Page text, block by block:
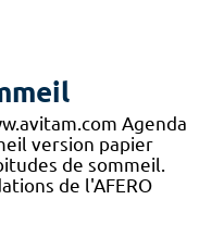
Agenda
version papier
de sommeil.
de l'AFERO